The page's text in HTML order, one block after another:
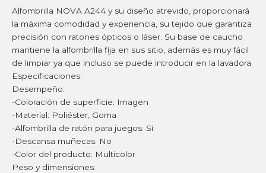
Alfombrilla NOVA A244 y su diseño atrevido, proporcionará
la máxima comodidad y experiencia, su tejido que garantiza
precisión con ratones ópticos o láser. Su base de caucho
mantiene la alfombrilla fija en sus sitio, además es muy fácil
de limpiar ya que incluso se puede introducir en la lavadora.
Especificaciones:
Desempeño:
-Coloración de superficie: Imagen
-Material: Poliéster, Goma
-Alfombrilla de ratón para juegos: Si
-Descansa muñecas: No
-Color del producto: Multicolor
Peso y dimensiones: